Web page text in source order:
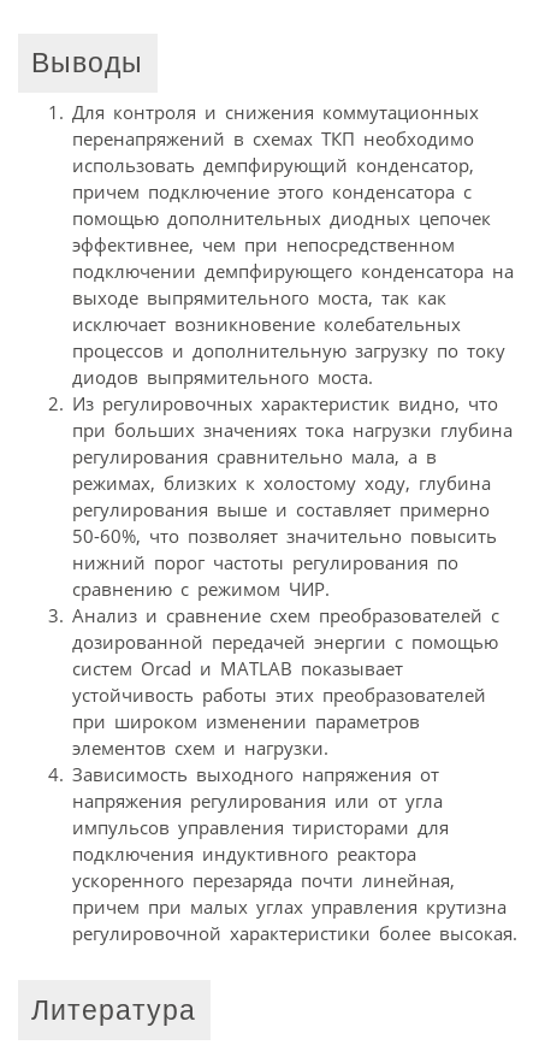
Выводы
Для контроля и снижения коммутационных
перенапряжений в схемах ТКП необходимо
использовать демпфирующий конденсатор,
причем подключение этого конденсатора с
помощью дополнительных диодных цепочек
эффективнее, чем при непосредственном
подключении демпфирующего конденсатора на
выходе выпрямительного моста, так как
исключает возникновение колебательных
процессов и дополнительную загрузку по току
диодов выпрямительного моста.
Из регулировочных характеристик видно, что
при больших значениях тока нагрузки глубина
регулирования сравнительно мала, а в
режимах, близких к холостому ходу, глубина
регулирования выше и составляет примерно
50-60%, что позволяет значительно повысить
нижний порог частоты регулирования по
сравнению с режимом ЧИР.
Анализ и сравнение схем преобразователей с
дозированной передачей энергии с помощью
систем Orcad и MATLAB показывает
устойчивость работы этих преобразователей
при широком изменении параметров
элементов схем и нагрузки.
Зависимость выходного напряжения от
напряжения регулирования или от угла
импульсов управления тиристорами для
подключения индуктивного реактора
ускоренного перезаряда почти линейная,
причем при малых углах управления крутизна
регулировочной характеристики более высокая.
Литература